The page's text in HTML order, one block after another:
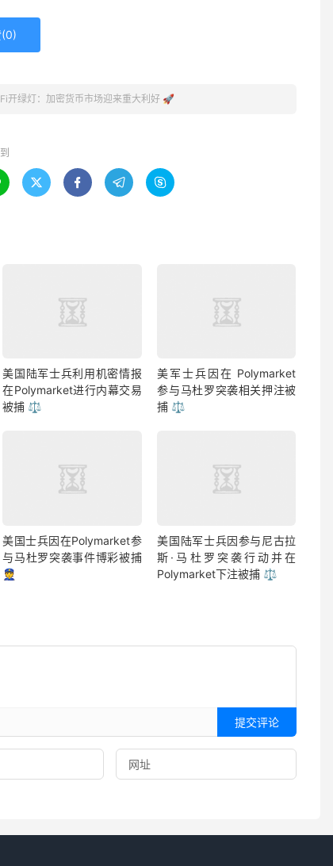
0)
开绿灯：加密货币市场迎来重大利好 🚀
   
美国陆军士兵利用机密情报
在Polymarket进行内幕交易
被捕 ⚖️
美军士兵因在 Polymarket
参与马杜罗突袭相关押注被
捕 ⚖️
美国士兵因在Polymarket参
与马杜罗突袭事件博彩被捕
👮
美国陆军士兵因参与尼古拉
斯·马杜罗突袭行动并在
Polymarket下注被捕 ⚖️
提交评论